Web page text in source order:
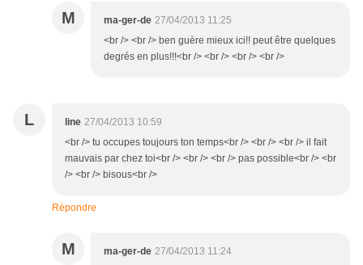
M ma-ger-de 27/04/2013 11:25
<br /> <br /> ben guère mieux ici!! peut être quelques
degrés en plus!!!<br /> <br /> <br /> <br />
L line 27/04/2013 10:59
<br /> tu occupes toujours ton temps<br /> <br /> <br /> il fait
mauvais par chez toi<br /> <br /> <br /> pas possible<br /> <br
/> <br /> bisous<br />
Répondre
M ma-ger-de 27/04/2013 11:24